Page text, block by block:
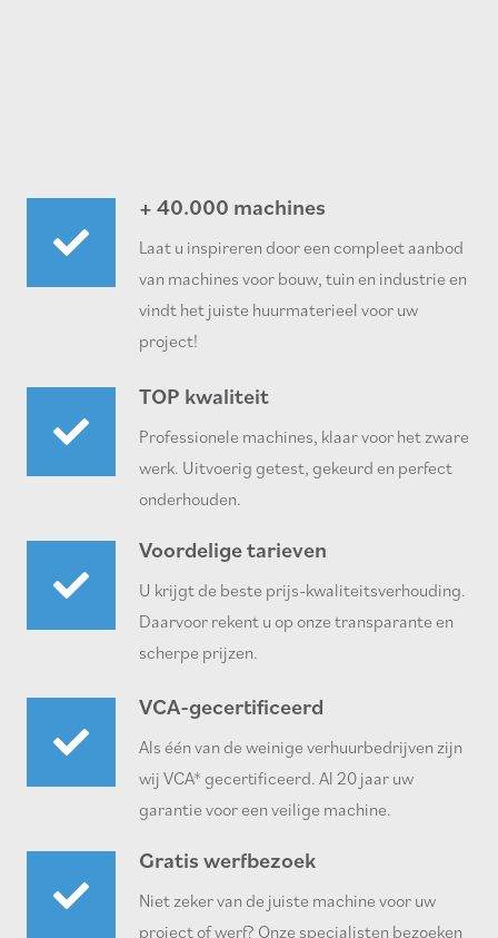
+ 40.000 machines
Laat u inspireren door een compleet aanbod
van machines voor bouw, tuin en industrie en
vindt het juiste huurmaterieel voor uw
project!
TOP kwaliteit
Professionele machines, klaar voor het zware
werk. Uitvoerig getest, gekeurd en perfect
onderhouden.
Voordelige tarieven
U krijgt de beste prijs-kwaliteitsverhouding.
Daarvoor rekent u op onze transparante en
scherpe prijzen.
VCA-gecertificeerd
Als één van de weinige verhuurbedrijven zijn
wij VCA* gecertificeerd. Al 20 jaar uw
garantie voor een veilige machine.
Gratis werfbezoek
Niet zeker van de juiste machine voor uw
project of werf? Onze specialisten bezoeken